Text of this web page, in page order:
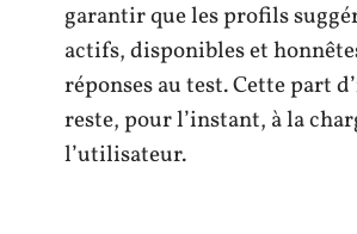
garantir que les profils
actifs, disponibles et
réponses au test. Cette part
reste, pour l’instant, à la
l’utilisateur.